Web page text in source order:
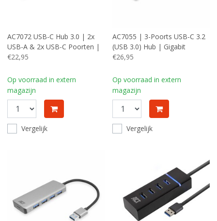
AC7072 USB-C Hub 3.0 | 2x
USB-A & 2x USB-C Poorten |
5 Gbps | Aluminium Behuizing
€22,95
Op voorraad in extern
magazijn
Vergelijk
AC7055 | 3-Poorts USB-C 3.2
(USB 3.0) Hub | Gigabit
Ethernet Poort
€26,95
Op voorraad in extern
magazijn
Vergelijk